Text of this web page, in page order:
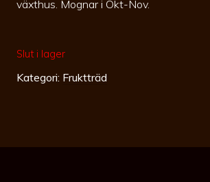
växthus. Mognar i Okt-Nov.
Slut i lager
Kategori: Fruktträd